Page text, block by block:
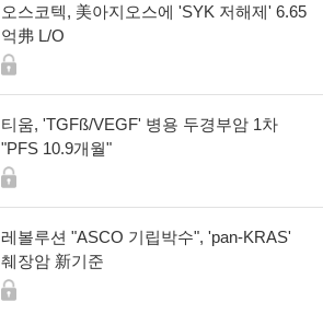
오스코텍, 美아지오스에 'SYK 저해제' 6.65
억弗 L/O
티움, 'TGFß/VEGF' 병용 두경부암 1차
"PFS 10.9개월"
레볼루션 "ASCO 기립박수", 'pan-KRAS'
췌장암 新기준